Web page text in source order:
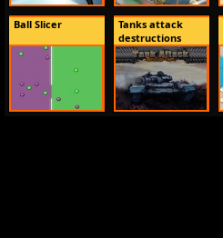
Ball Slicer
Tanks attack
destructions